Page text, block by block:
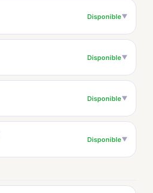
Disponible▼
Disponible▼
Disponible▼
Disponible▼